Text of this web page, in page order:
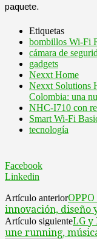
paquete.
Etiquetas
bombillos Wi-Fi
cámara de
gadgets
Nexxt Home
Nexxt Solutions
Colombia: una
NHC-I710 con
Smart Wi-Fi
tecnología
Facebook
Linkedin
Artículo anterior
innovación, diseño
Artículo siguienteLG y
une running,